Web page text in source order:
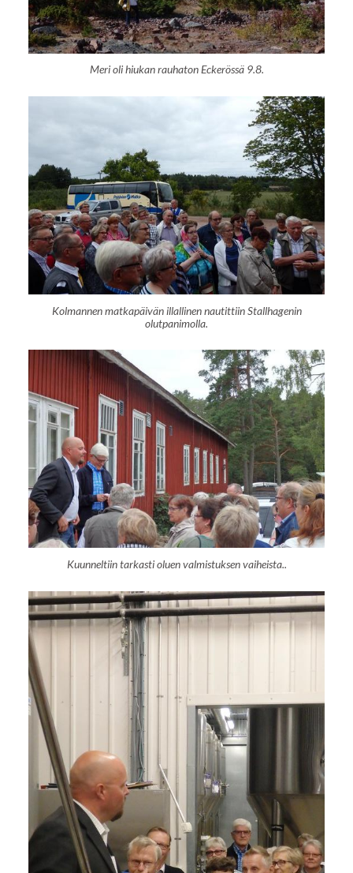
Meri oli hiukan rauhaton Eckerössä 9.8.
Kolmannen matkapäivän illallinen nautittiin Stallhagenin
olutpanimolla.
Kuunneltiin tarkasti oluen valmistuksen vaiheista..